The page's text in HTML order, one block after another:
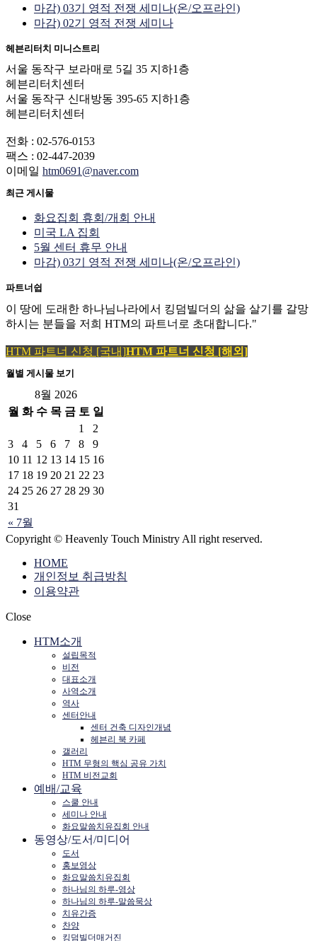
마감) 03기 영적 전쟁 세미나(온/오프라인)
마감) 02기 영적 전쟁 세미나
헤븐리터치 미니스트리
서울 동작구 보라매로 5길 35 지하1층
헤븐리터치센터
서울 동작구 신대방동 395-65 지하1층
헤븐리터치센터
전화 : 02-576-0153
팩스 : 02-447-2039
이메일 htm0691@naver.com
최근 게시물
화요집회 휴회/개회 안내
미국 LA 집회
5월 센터 휴무 안내
마감) 03기 영적 전쟁 세미나(온/오프라인)
파트너쉽
이 땅에 도래한 하나님나라에서 킹덤빌더의 삶을 살기를 갈망
하시는 분들을 저희 HTM의 파트너로 초대합니다."
HTM 파트너 신청 [국내]HTM 파트너 신청 [해외]
월별 게시물 보기
8월 2026
월 화 수 목 금 토 일
« 7월
1
2
3
4 5 6 7 8
9
10 11 12 13 14 15 16
17 18 19 20 21 22 23
24 25 26 27 28 29 30
31
Copyright © Heavenly Touch Ministry All right reserved.
HOME
개인정보 취급방침
이용약관
Close
HTM소개
설립목적
비전
대표소개
사역소개
역사
센터안내
센터 건축 디자인개념
헤븐리 북 카페
갤러리
HTM 무형의 핵심 공유 가치
HTM 비전교회
예배/교육
스쿨 안내
세미나 안내
화요말씀치유집회 안내
동영상/도서/미디어
도서
홍보영상
화요말씀치유집회
하나님의 하루-영상
하나님의 하루-말씀묵상
치유간증
찬양
킹덤빌더매거진